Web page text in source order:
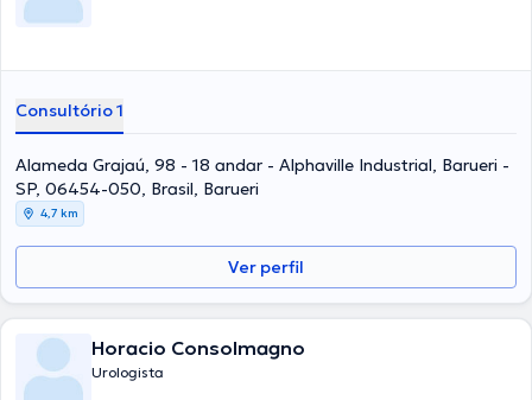
Consultório 1
Alameda Grajaú, 98 - 18 andar - Alphaville Industrial, Barueri -
SP, 06454-050, Brasil, Barueri
4,7 km
Ver perfil
Horacio Consolmagno
Urologista